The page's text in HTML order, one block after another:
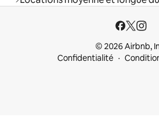
© 2026 Airbnb,
Confidentialité